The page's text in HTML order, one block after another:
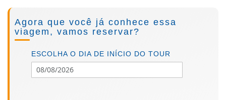
to
the
beginning
images
Agora que você já conhece essa
viagem, vamos reservar?
ESCOLHA O DIA DE INÍCIO DO TOUR